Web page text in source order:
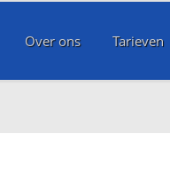
Over ons Tarieven